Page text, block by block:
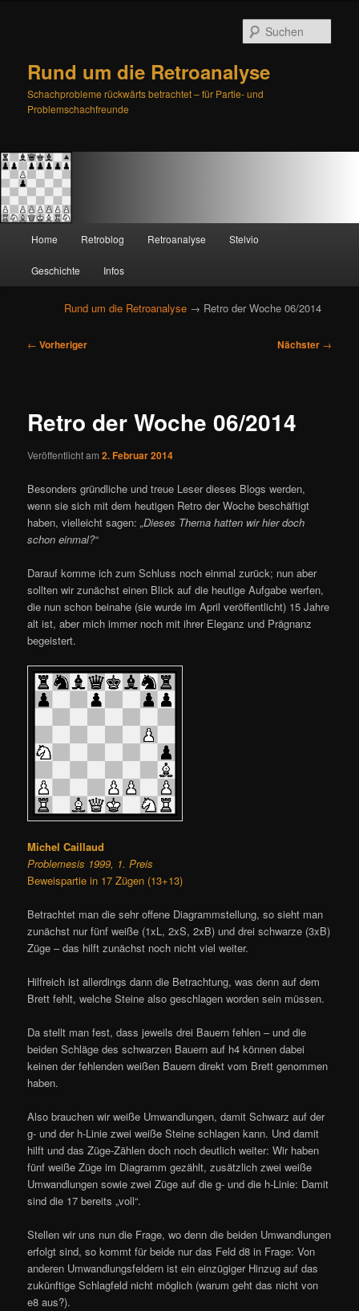
Rund um die Retroanalyse
Schachprobleme rückwärts betrachtet – für Partie- und
Problemschachfreunde
Zum
primären
Inhalt
springen
Zum
sekundären
Inhalt
springen
Home Retroblog Retroanalyse Stelvio
Geschichte Infos
Rund um die Retroanalyse → Retro der Woche 06/2014
B
a
s
a
v
i
g
t
i
o
n
← Vorheriger Nächster →
Retro der Woche 06/2014
Veröffentlicht am2. Februar 2014
Besonders gründliche und treue Leser dieses Blogs werden,
wenn sie sich mit dem heutigen Retro der Woche beschäftigt
haben, vielleicht sagen: „Dieses Thema hatten wir hier doch
schon einmal?“
Darauf komme ich zum Schluss noch einmal zurück; nun aber
sollten wir zunächst einen Blick auf die heutige Aufgabe werfen,
die nun schon beinahe (sie wurde im April veröffentlicht) 15 Jahre
alt ist, aber mich immer noch mit ihrer Eleganz und Prägnanz
begeistert.
Michel Caillaud
Problemesis 1999, 1. Preis
Beweispartie in 17 Zügen (13+13)
Betrachtet man die sehr offene Diagrammstellung, so sieht man
zunächst nur fünf weiße (1xL, 2xS, 2xB) und drei schwarze (3xB)
Züge – das hilft zunächst noch nicht viel weiter.
Hilfreich ist allerdings dann die Betrachtung, was denn auf dem
Brett fehlt, welche Steine also geschlagen worden sein müssen.
Da stellt man fest, dass jeweils drei Bauern fehlen – und die
beiden Schläge des schwarzen Bauern auf h4 können dabei
keinen der fehlenden weißen Bauern direkt vom Brett genommen
haben.
Also brauchen wir weiße Umwandlungen, damit Schwarz auf der
g- und der h-Linie zwei weiße Steine schlagen kann. Und damit
hilft und das Züge-Zählen doch noch deutlich weiter: Wir haben
fünf weiße Züge im Diagramm gezählt, zusätzlich zwei weiße
Umwandlungen sowie zwei Züge auf die g- und die h-Linie: Damit
sind die 17 bereits „voll“.
Stellen wir uns nun die Frage, wo denn die beiden Umwandlungen
erfolgt sind, so kommt für beide nur das Feld d8 in Frage: Von
anderen Umwandlungsfeldern ist ein einzügiger Hinzug auf das
zukünftige Schlagfeld nicht möglich (warum geht das nicht von
e8 aus?).